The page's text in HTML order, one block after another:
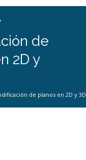
de
2D y
de planos en 2D y 3D